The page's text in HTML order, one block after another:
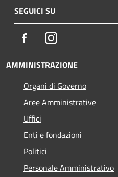
SEGUICI SU
FacebookInstagram
AMMINISTRAZIONE
Organi di Governo
Aree Amministrative
Uffici
Enti e fondazioni
Politici
Personale Amministrativo